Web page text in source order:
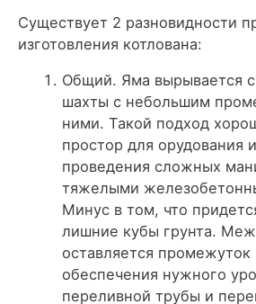
Существует 2 разновидности
изготовления котлована:
Общий. Яма вырывается
шахты с небольшим
ними. Такой подход
простор для орудования
проведения сложных
тяжелыми
Минус в том, что
лишние кубы грунта.
оставляется
обеспечения нужного
переливной трубы и